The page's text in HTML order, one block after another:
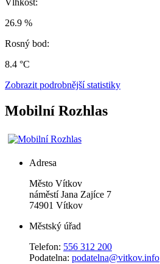
26.9 %
Rosný bod:
8.4 °C
Zobrazit podrobnější statistiky
Mobilní Rozhlas
Adresa
Město Vítkov
náměstí Jana Zajíce 7
74901 Vítkov
Městský úřad
Telefon: 556 312 200
Podatelna: podatelna@vitkov.info